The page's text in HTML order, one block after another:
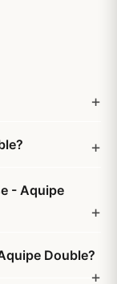
- Aquipe
Double?